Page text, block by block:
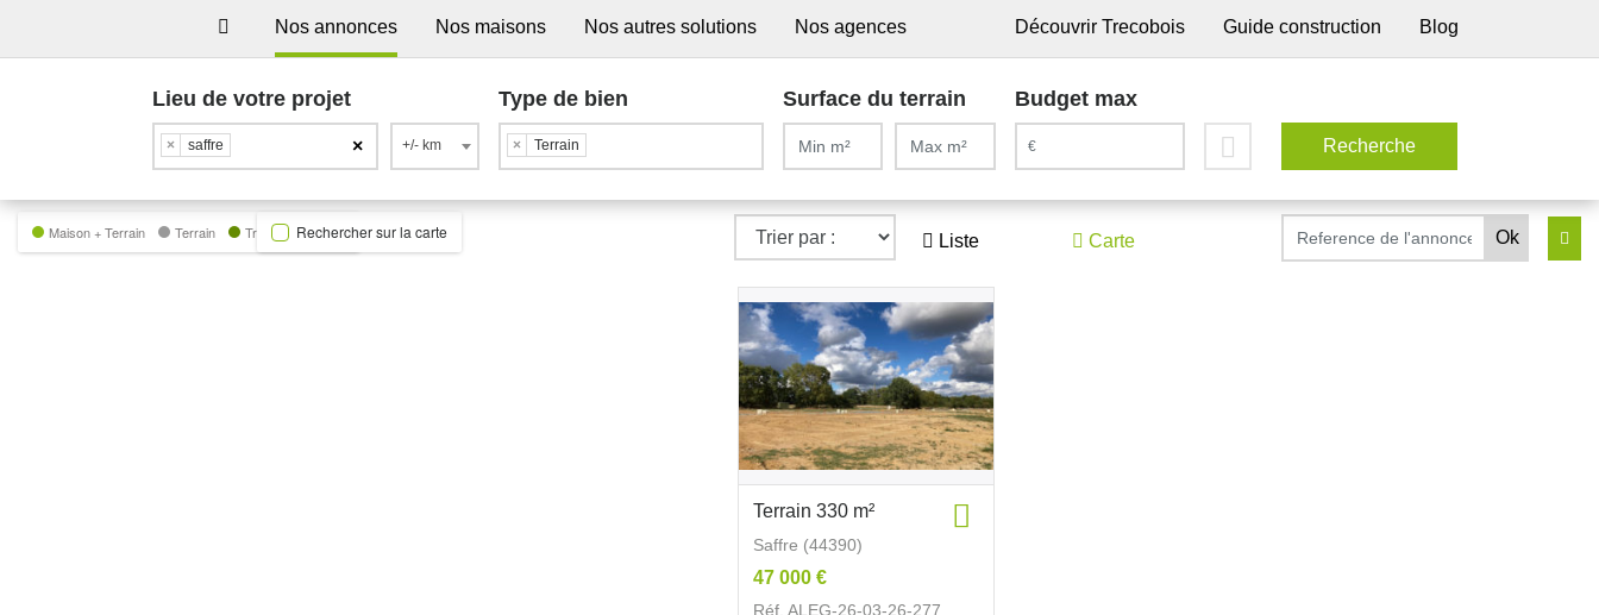
Nos annonces Nos maisons Nos autres solutions Nos agences Découvrir Trecobois Guide construction Blog
Lieu de votre projet
×
× saffre +/- km
Type de bien
× Terrain
Surface du terrain Budget max
Liste Carte
Maison + Terrain Terrain Trecobat GreenRechercher sur la carte
Terrain 330 m²
Saffre (44390)
47 000 €
Réf. ALEG-26-03-26-277